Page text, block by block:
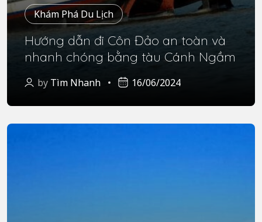
Khám Phá Du Lịch
Hướng dẫn đi Côn Đảo an toàn và
nhanh chóng bằng tàu Cánh Ngầm
by Tìm Nhanh 16/06/2024